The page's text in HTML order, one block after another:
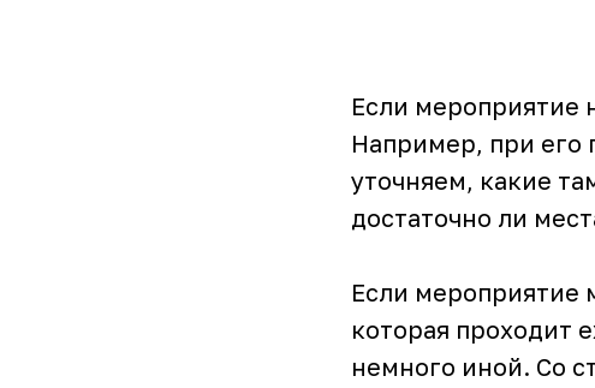
Если мероприятие
Например, при его
уточняем, какие
достаточно ли
Если мероприятие
которая проходит
немного иной. Со